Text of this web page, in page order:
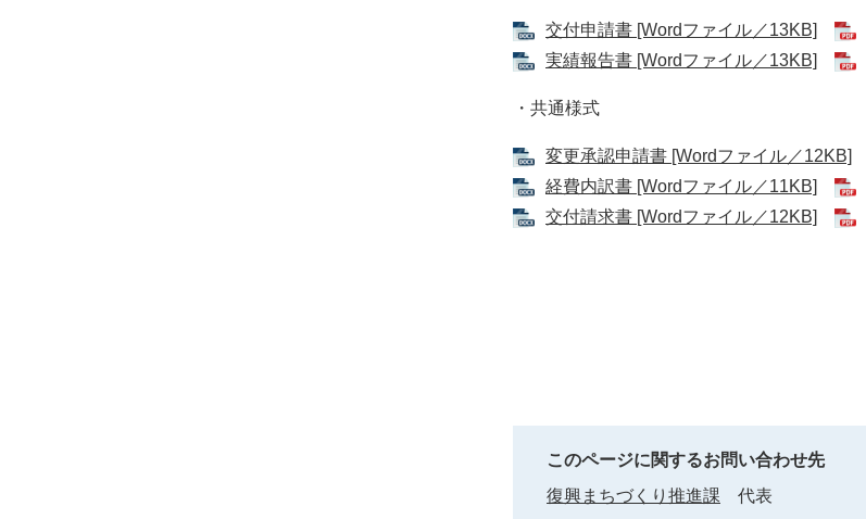
交付申請書 [Wordファイル／13KB]
実績報告書 [Wordファイル／13KB]
・共通様式
変更承認申請書 [Wordファイル／12KB]
経費内訳書 [Wordファイル／11KB]
交付請求書 [Wordファイル／12KB]
このページに関するお問い合わせ先
復興まちづくり推進課
代表